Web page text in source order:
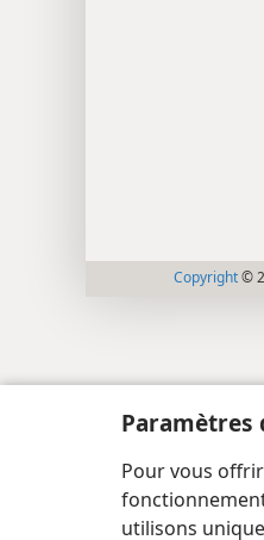
Pour vous
utilisons
Copyright©